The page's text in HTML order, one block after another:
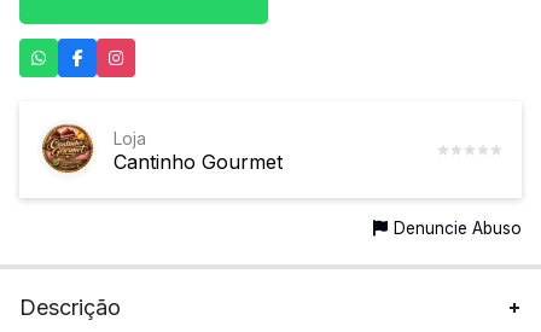
Cantinho Gourmet
Loja
Denuncie Abuso
Descrição